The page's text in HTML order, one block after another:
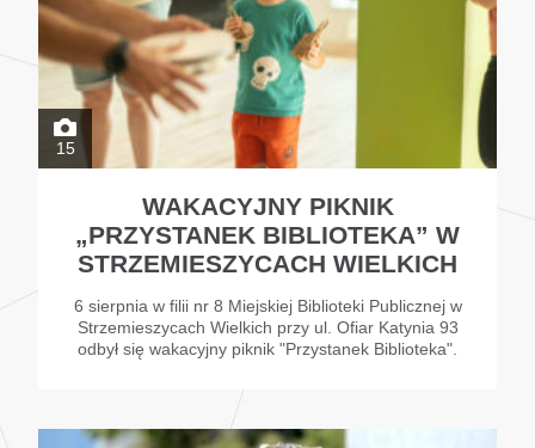
15
WAKACYJNY PIKNIK
„PRZYSTANEK BIBLIOTEKA” W
STRZEMIESZYCACH WIELKICH
6 sierpnia w filii nr 8 Miejskiej Biblioteki Publicznej w
Strzemieszycach Wielkich przy ul. Ofiar Katynia 93
odbył się wakacyjny piknik "Przystanek Biblioteka".